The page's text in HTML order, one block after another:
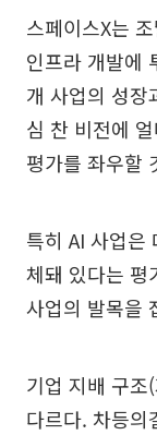
스페이스X는
인프라 개발에
개 사업의 성장
심 찬 비전에
평가를 좌우할
특히 AI 사업은
체돼 있다는 평
사업의 발목을
기업 지배 구조
다르다. 차등의